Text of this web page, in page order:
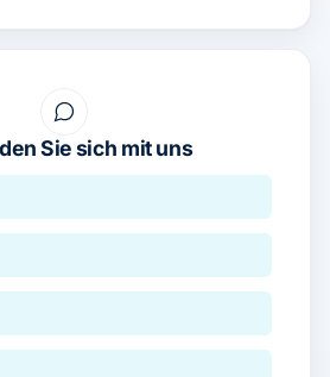
Sie sich mit uns